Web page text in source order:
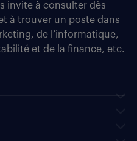
invite à consulter dès
à trouver un poste dans
de l’informatique,
et de la finance, etc.